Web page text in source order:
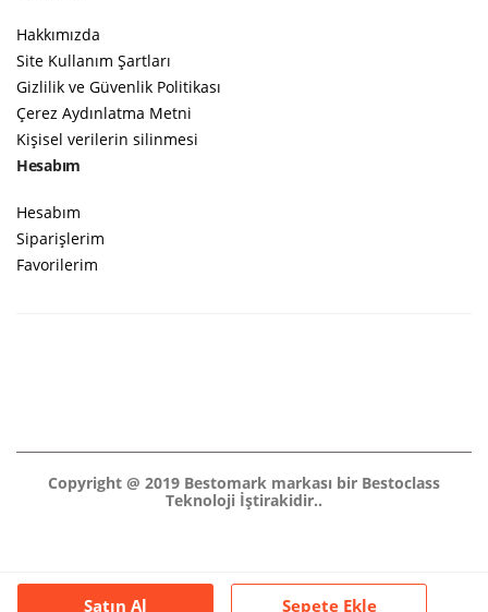
Satın Al Sepete Ekle
Hakkımızda
Site Kullanım Şartları
Gizlilik ve Güvenlik Politikası
Çerez Aydınlatma Metni
Kişisel verilerin silinmesi
Hesabım
Hesabım
Siparişlerim
Favorilerim
Copyright @ 2019 Bestomark markası bir Bestoclass
Teknoloji İştirakidir..